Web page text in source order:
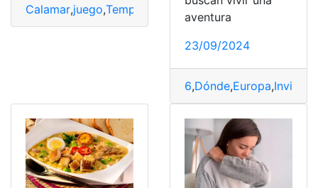
Calamar,juego,Temporada
aventura
23/09/2024
6,Dónde,Europa,Invierno